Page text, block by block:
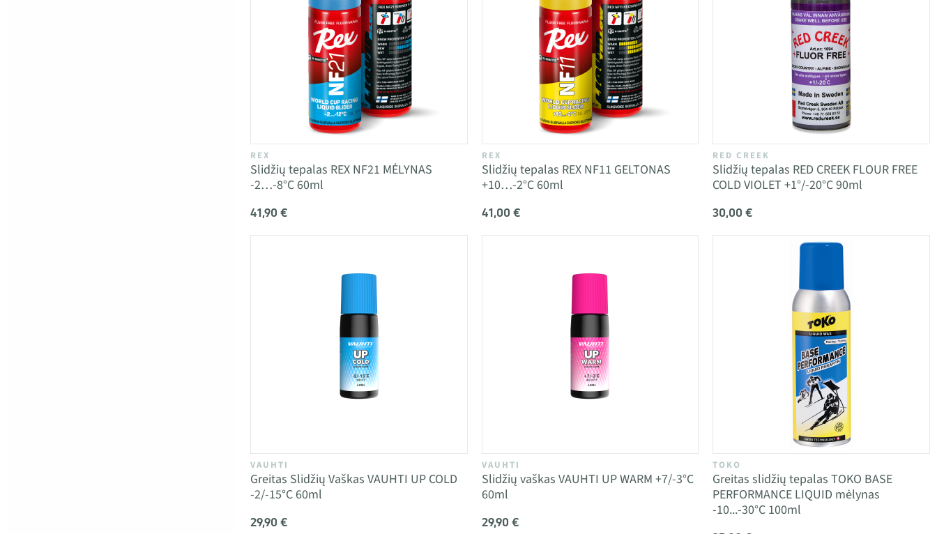
REX
Slidžių tepalas REX NF21 MĖLYNAS
-2…-8°C 60ml
41,90 €
REX
Slidžių tepalas REX NF11 GELTONAS
+10…-2°C 60ml
41,00 €
RED CREEK
Slidžių tepalas RED CREEK FLOUR FREE
COLD VIOLET +1°/-20°C 90ml
30,00 €
VAUHTI
Greitas Slidžių Vaškas VAUHTI UP COLD
-2/-15°C 60ml
29,90 €
VAUHTI
Slidžių vaškas VAUHTI UP WARM +7/-3°C
60ml
29,90 €
TOKO
Greitas slidžių tepalas TOKO BASE
PERFORMANCE LIQUID mėlynas
-10...-30°C 100ml